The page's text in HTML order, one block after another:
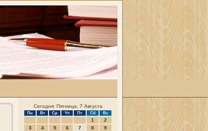
Сегодня: Пятница, 7 Августа
Пн Вт Ср Чт Пт Сб Вс
1
2
3
4 5 6 7 8
9